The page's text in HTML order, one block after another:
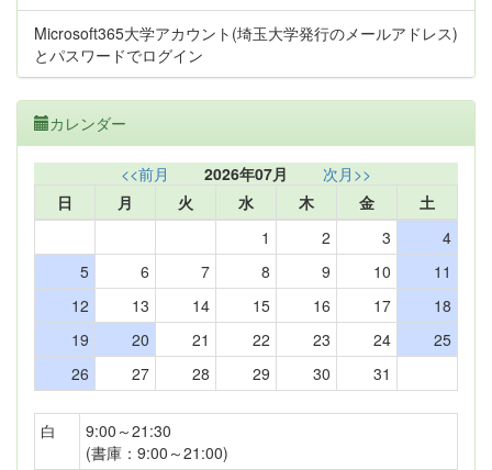
Microsoft365大学アカウント(埼玉大学発行のメールアドレス)
とパスワードでログイン
カレンダー
<<前月 2026年07月
次月>>
日
月 火 水 木 金
土
1
2 3
4
5
6 7 8 9 10
11
12
13 14 15 16 17
18
19
20 21 22 23 24
25
26
27 28 29 30 31
白
9:00～21:30
(書庫：9:00～21:00)